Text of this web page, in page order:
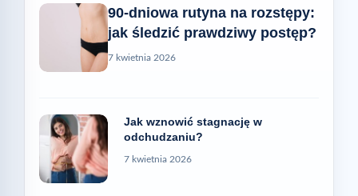
90-dniowa rutyna na rozstępy:
jak śledzić prawdziwy postęp?
7 kwietnia 2026
Jak wznowić stagnację w
odchudzaniu?
7 kwietnia 2026